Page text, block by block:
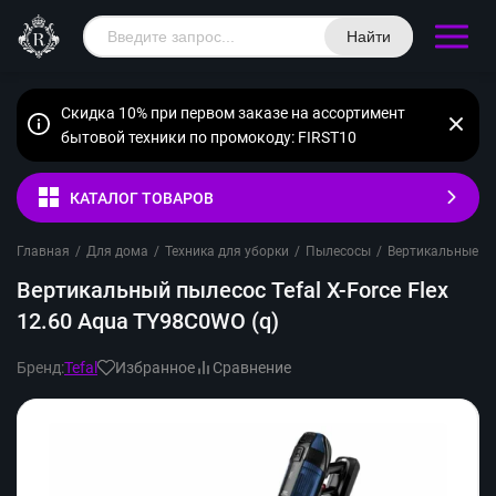
Найти
Скидка 10% при первом заказе на ассортимент
бытовой техники по промокоду: FIRST10
КАТАЛОГ ТОВАРОВ
Главная / Для дома / Техника для уборки / Пылесосы / Вертикальные
Вертикальный пылесос Tefal X-Force Flex
12.60 Aqua TY98C0WO (q)
Бренд:Tefal Избранное Сравнение